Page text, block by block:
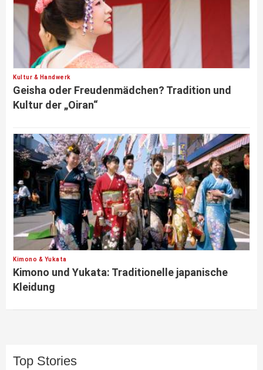
Kultur & Handwerk
Geisha oder Freudenmädchen? Tradition und
Kultur der „Oiran“
Kimono & Yukata
Kimono und Yukata: Traditionelle japanische
Kleidung
Top Stories